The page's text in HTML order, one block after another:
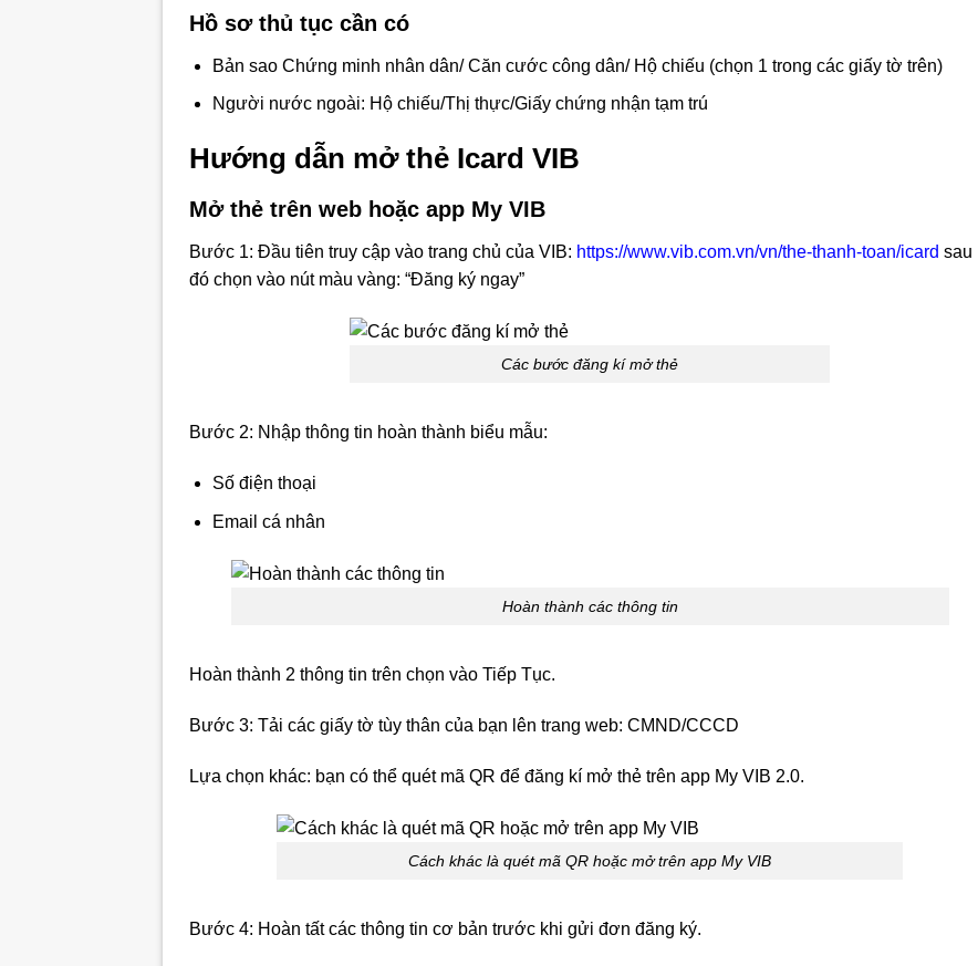
Hồ sơ thủ tục cần có
Bản sao Chứng minh nhân dân/ Căn cước công dân/ Hộ chiếu (chọn 1 trong các giấy tờ trên)
Người nước ngoài: Hộ chiếu/Thị thực/Giấy chứng nhận tạm trú
Hướng dẫn mở thẻ Icard VIB
Mở thẻ trên web hoặc app My VIB
Bước 1: Đầu tiên truy cập vào trang chủ của VIB: https://www.vib.com.vn/vn/the-thanh-toan/icard sau
đó chọn vào nút màu vàng: “Đăng ký ngay”
Các bước đăng kí mở thẻ
Bước 2: Nhập thông tin hoàn thành biểu mẫu:
Số điện thoại
Email cá nhân
Hoàn thành các thông tin
Hoàn thành 2 thông tin trên chọn vào Tiếp Tục.
Bước 3: Tải các giấy tờ tùy thân của bạn lên trang web: CMND/CCCD
Lựa chọn khác: bạn có thể quét mã QR để đăng kí mở thẻ trên app My VIB 2.0.
Cách khác là quét mã QR hoặc mở trên app My VIB
Bước 4: Hoàn tất các thông tin cơ bản trước khi gửi đơn đăng ký.